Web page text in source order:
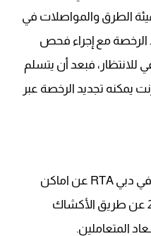
الطرق والمواصلات في
الرخصة مع إجراء فحص
للانتظار، فبعد أن يتسلم
يمكنه تجديد الرخصة عبر
أعلنت هيئة الطرق والمواصلات في دبي RTA عن اماكن
تجديد رخصة القيادة في دبي 2022 عن طريق الأكشاك
المتعاملين.